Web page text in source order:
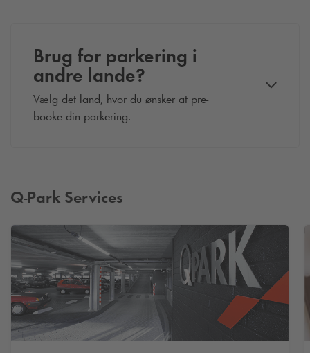
Brug for parkering i
andre lande?
Vælg det land, hvor du ønsker at pre-
booke din parkering.
Q-Park Services